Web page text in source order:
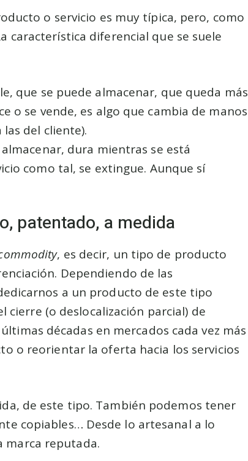
o servicio es muy típica, pero, como
característica diferencial que se suele
que se puede almacenar, que queda más
o se vende, es algo que cambia de manos
del cliente).
dura mientras se está
como tal, se extingue. Aunque sí
patentado, a medida
, es decir, un tipo de producto
Dependiendo de las
a un producto de este tipo
cierre (o deslocalización parcial) de
décadas en mercados cada vez más
o reorientar la oferta hacia los servicios
de este tipo. También podemos tener
copiables… Desde lo artesanal a lo
marca reputada.